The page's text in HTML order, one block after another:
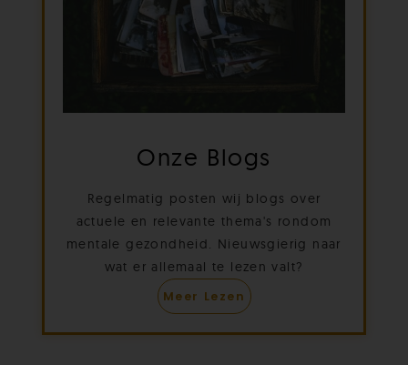
Onze Blogs
Regelmatig posten wij blogs over
actuele en relevante thema's rondom
mentale gezondheid. Nieuwsgierig naar
wat er allemaal te lezen valt?
Meer Lezen